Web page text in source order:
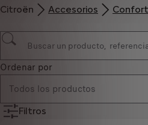
Citroën Accesorios Confort
Ordenar por
Todos los productos
Filtros